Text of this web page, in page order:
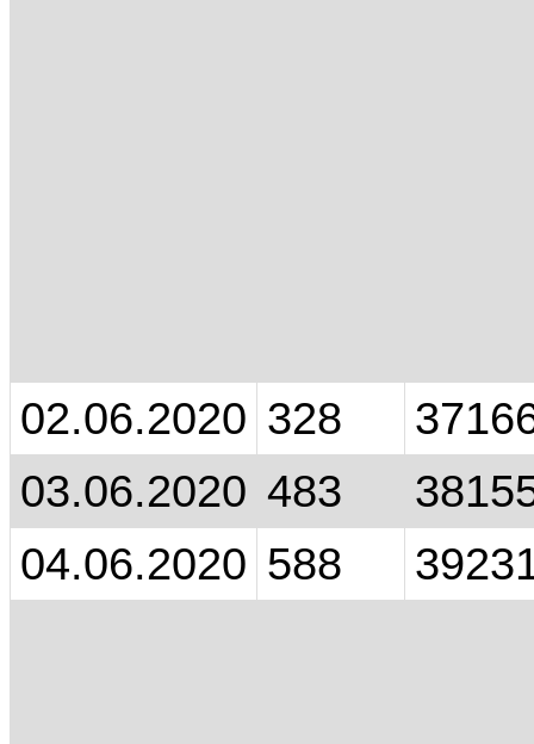
02.06.2020 328
03.06.2020 483
04.06.2020 588